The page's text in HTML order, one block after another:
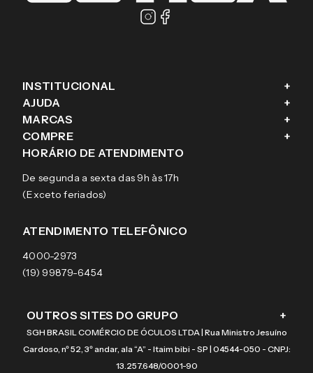
INSTITUCIONAL +
Sobre a eÓtica
Aviso de privacidade
Termos e condições de uso
AJUDA +
Trocas e Devoluções
Pagamentos
Garantias
MARCAS +
Ray-Ban
Tecnol
Arnette
Burberry
COMPRE +
Óculos de sol
Lentes de contato
HORÁRIO DE ATENDIMENTO
De segunda a sexta das 9h às 17h
(Exceto feriados)
ATENDIMENTO TELEFÔNICO
4000-2973
(19) 99879-6454
OUTROS SITES DO GRUPO +
SGH BRASIL COMÉRCIO DE ÓCULOS LTDA | Rua Ministro Jesuíno
Cardoso, nº 52, 3º andar, ala “A” - Itaim bibi - SP | 04544-050 - CNPJ:
13.257.648/0001-90